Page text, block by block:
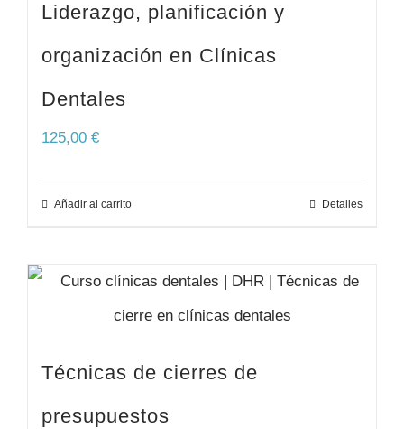
Liderazgo, planificación y
organización en Clínicas
Dentales
125,00 €
Añadir al carrito Detalles
Técnicas de cierres de
presupuestos